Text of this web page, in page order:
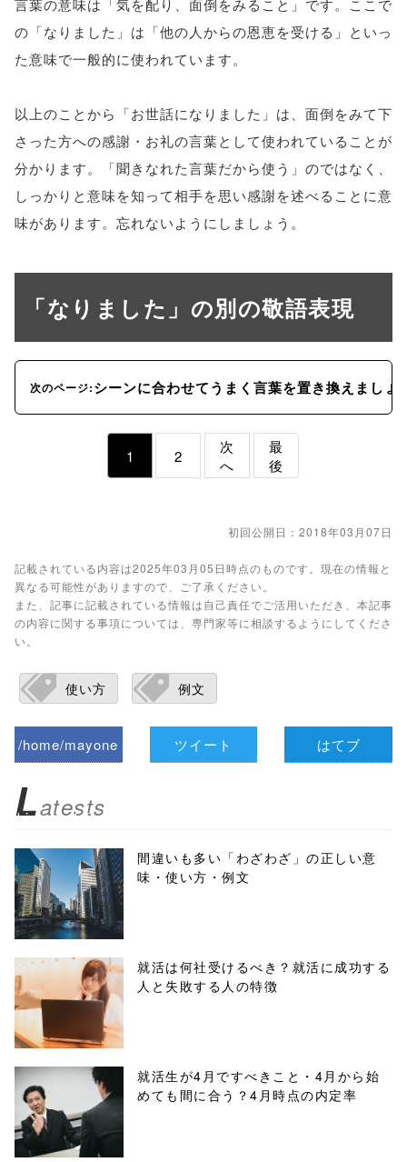
言葉の意味は「気を配り、面倒をみること」です。ここで
の「なりました」は「他の人からの恩恵を受ける」といっ
た意味で一般的に使われています。
以上のことから「お世話になりました」は、面倒をみて下
さった方への感謝・お礼の言葉として使われていることが
分かります。「聞きなれた言葉だから使う」のではなく、
しっかりと意味を知って相手を思い感謝を述べることに意
味があります。忘れないようにしましょう。
「なりました」の別の敬語表現
次のページ:シーンに合わせてうまく言葉を置き換えましょ
1 2
次
へ
最
後
初回公開日：2018年03月07日
記載されている内容は2025年03月05日時点のものです。現在の情報と
異なる可能性がありますので、ご了承ください。
また、記事に記載されている情報は自己責任でご活用いただき、本記事
の内容に関する事項については、専門家等に相談するようにしてくださ
い。
使い方 例文
/home/mayone
biz.jp/public_ht
ml/wp-
content/themes
/tapbiz_theme/
parts/sns-
buttons.php on
line10
/1039952"
onclick="windo
w.open(this.hre
ツイート はてブ
Latests
間違いも多い「わざわざ」の正しい意
味・使い方・例文
就活は何社受けるべき？就活に成功する
人と失敗する人の特徴
就活生が4月ですべきこと・4月から始
めても間に合う？4月時点の内定率